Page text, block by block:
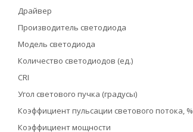
Драйвер
Производитель светодиода
Модель светодиода
Количество светодиодов (ед.)
CRI
Угол светового пучка (градусы)
Коэффициент пульсации светового потока, %
Коэффициент мощности